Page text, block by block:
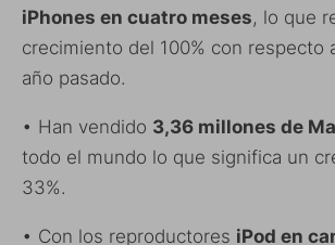
iPhones en cuatro meses, lo que
crecimiento del 100% con respecto
año pasado.
• Han vendido 3,36 millones de
todo el mundo lo que significa un
33%.
• Con los reproductores iPod en